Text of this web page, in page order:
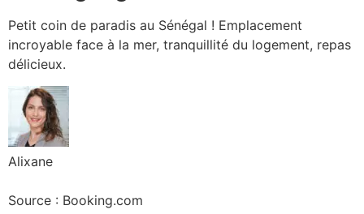
Petit coin de paradis au Sénégal ! Emplacement
incroyable face à la mer, tranquillité du logement, repas
délicieux.
Alixane
Source : Booking.com